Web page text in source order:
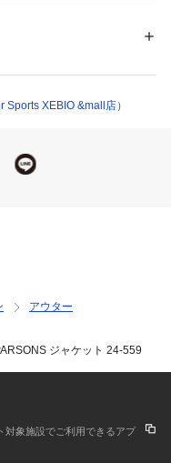
メッシュ素材を使用し
イテム。
を行っておりますた
。
ポーツゼビオ ゼビオ
アル アウター Men's M
XEBIO &mall店）
アウター
ジャケット 24-559
対象施設でご利用できるアプ